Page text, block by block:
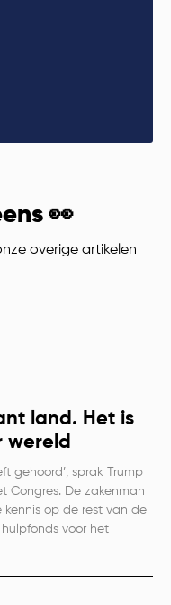
👀
overige artikelen
land. Het is
wereld
gehoord’, sprak Trump
Congres. De zakenman
op de rest van de
voor het